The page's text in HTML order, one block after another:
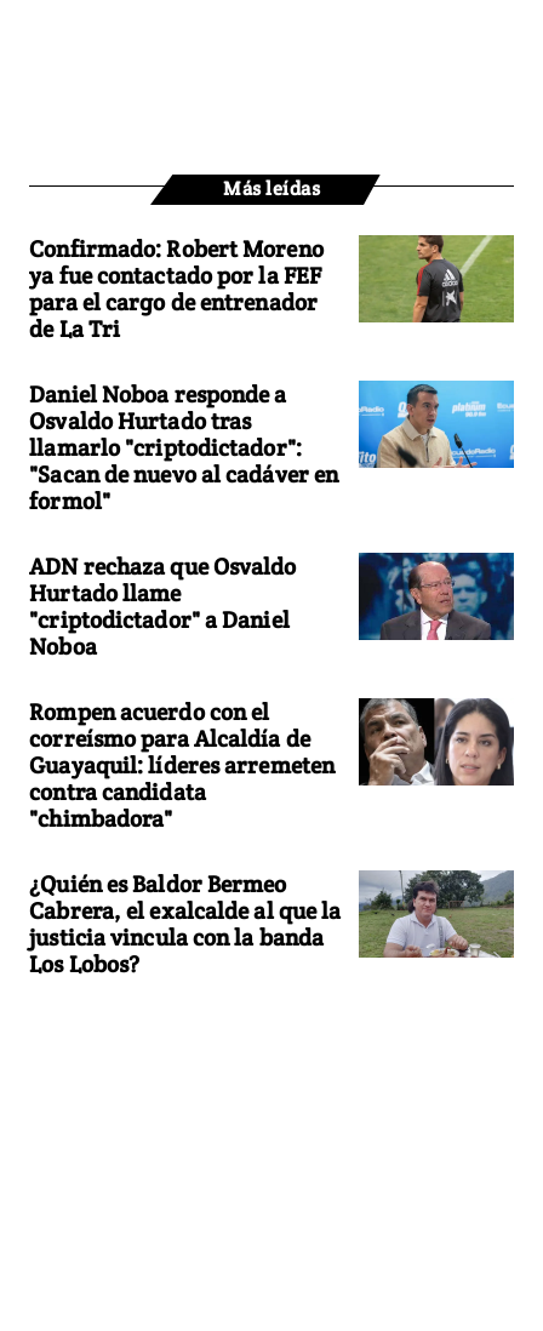
Más leídas
Confirmado: Robert Moreno
ya fue contactado por la FEF
para el cargo de entrenador
de La Tri
Daniel Noboa responde a
Osvaldo Hurtado tras
llamarlo "criptodictador":
"Sacan de nuevo al cadáver en
formol"
ADN rechaza que Osvaldo
Hurtado llame
"criptodictador" a Daniel
Noboa
Rompen acuerdo con el
correísmo para Alcaldía de
Guayaquil: líderes arremeten
contra candidata
"chimbadora"
¿Quién es Baldor Bermeo
Cabrera, el exalcalde al que la
justicia vincula con la banda
Los Lobos?